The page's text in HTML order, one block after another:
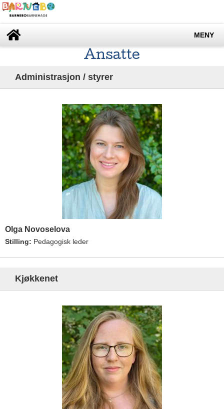
MENY
Ansatte
Administrasjon / styrer
Olga Novoselova
Stilling: Pedagogisk leder
Kjøkkenet